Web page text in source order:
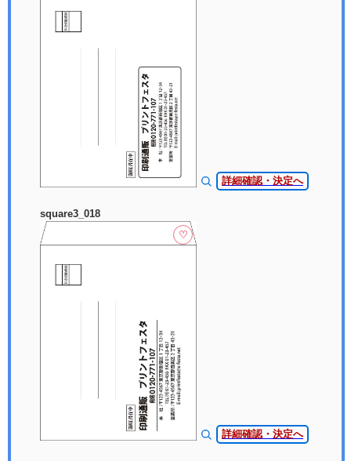
詳細確認・決定へ
square3_018
♡
詳細確認・決定へ